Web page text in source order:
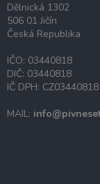
Dělnická 1302
506 01 Jičín
Česká Republika
IČO: 03440818
DIČ: 03440818
IČ DPH: CZ03440818
MAIL: